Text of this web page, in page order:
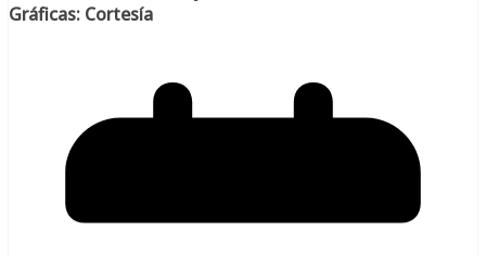
Gráficas: Cortesía